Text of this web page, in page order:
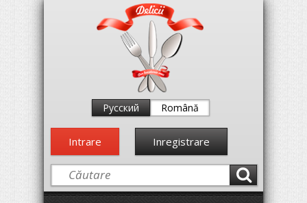
Русский Română
Intrare Inregistrare